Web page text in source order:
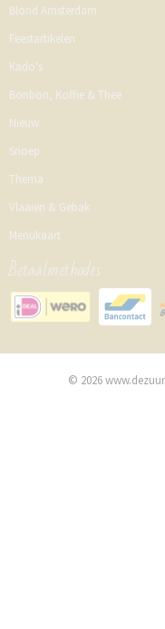
Blond Amsterdam
Feestartikelen
Kado's
Bonbon, Koffie & Thee
Nieuw
Snoep
Thema
Vlaaien & Gebak
Menukaart
Betaalmethodes
© 2026